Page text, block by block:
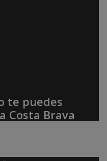
te puedes
Costa Brava